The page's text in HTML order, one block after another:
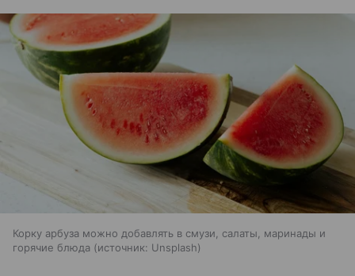
Корку арбуза можно добавлять в смузи, салаты, маринады и
горячие блюда
источник: Unsplash